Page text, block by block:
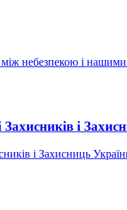
небезпекою і
і
і Захисниць